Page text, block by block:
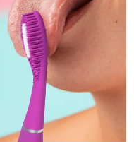
Max
removal device
therapy
& lips
device
預計送達日期8/13/26
預計送達日期
預計送達日期
預計送達日期8/9/26